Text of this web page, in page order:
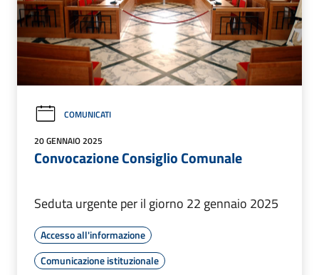
COMUNICATI
20 GENNAIO 2025
Convocazione Consiglio Comunale
Seduta urgente per il giorno 22 gennaio 2025
Accesso all'informazione
Comunicazione istituzionale